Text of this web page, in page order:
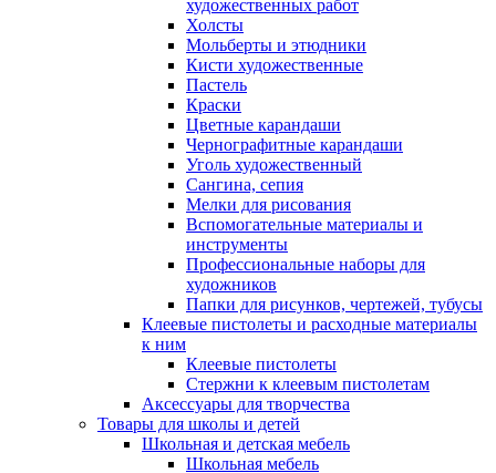
художественных работ
Холсты
Мольберты и этюдники
Кисти художественные
Пастель
Краски
Цветные карандаши
Чернографитные карандаши
Уголь художественный
Сангина, сепия
Мелки для рисования
Вспомогательные материалы и
инструменты
Профессиональные наборы для
художников
Папки для рисунков, чертежей, тубусы
Клеевые пистолеты и расходные материалы
к ним
Клеевые пистолеты
Стержни к клеевым пистолетам
Аксессуары для творчества
Товары для школы и детей
Школьная и детская мебель
Школьная мебель